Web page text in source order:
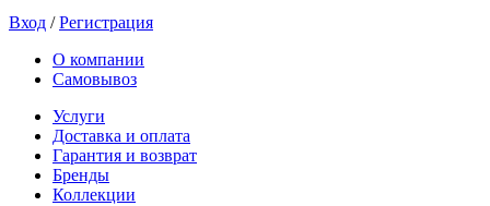
Вход /Регистрация
О компании
Самовывоз
Услуги
Доставка и оплата
Гарантия и возврат
Бренды
Коллекции